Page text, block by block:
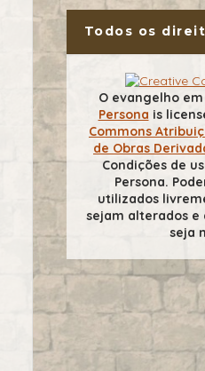
Todos os
O evangelho
Persona is
Commons
de Obras
Condições de
Persona.
utilizados
sejam alterados
seja